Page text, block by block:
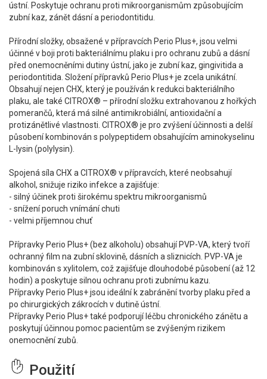
ústní. Poskytuje ochranu proti mikroorganismům způsobujícím
zubní kaz, zánět dásní a periodontitidu.
Přírodní složky, obsažené v přípravcích Perio Plus+, jsou velmi
účinné v boji proti bakteriálnímu plaku i pro ochranu zubů a dásní
před onemocněními dutiny ústní, jako je zubní kaz, gingivitida a
periodontitida. Složení přípravků Perio Plus+ je zcela unikátní.
Obsahují nejen CHX, který je používán k redukci bakteriálního
plaku, ale také CITROX® – přírodní složku extrahovanou z hořkých
pomerančů, která má silné antimikrobiální, antioxidační a
protizánětlivé vlastnosti. CITROX® je pro zvýšení účinnosti a delší
působení kombinován s polypeptidem obsahujícím aminokyselinu
L-lysin (polylysin).
Spojená síla CHX a CITROX® v přípravcích, které neobsahují
alkohol, snižuje riziko infekce a zajišťuje:
- silný účinek proti širokému spektru mikroorganismů
- snížení poruch vnímání chuti
- velmi příjemnou chuť
Přípravky Perio Plus+ (bez alkoholu) obsahují PVP-VA, který tvoří
ochranný film na zubní sklovině, dásních a sliznicích. PVP-VA je
kombinován s xylitolem, což zajišťuje dlouhodobé působení (až 12
hodin) a poskytuje silnou ochranu proti zubnímu kazu.
Přípravky Perio Plus+ jsou ideální k zabránění tvorby plaku před a
po chirurgických zákrocích v dutině ústní.
Přípravky Perio Plus+ také podporují léčbu chronického zánětu a
poskytují účinnou pomoc pacientům se zvýšeným rizikem
onemocnění zubů.
Použití